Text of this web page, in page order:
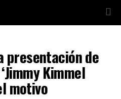
presentación de
Kimmel
motivo